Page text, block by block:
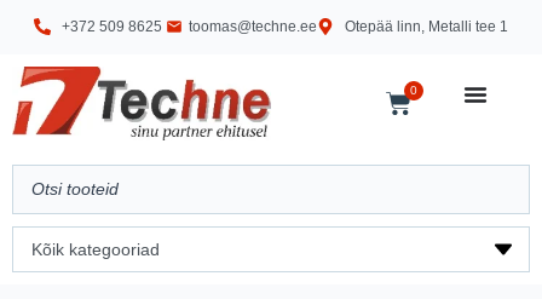
+372 509 8625 toomas@techne.ee Otepää linn, Metalli tee 1
0